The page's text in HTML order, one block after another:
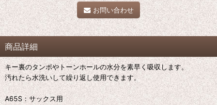
お問い合わせ
商品詳細
キー裏のタンポやトーンホールの水分を素早く吸収します。
汚れたら水洗いして繰り返し使用できます。
A65S：サックス用